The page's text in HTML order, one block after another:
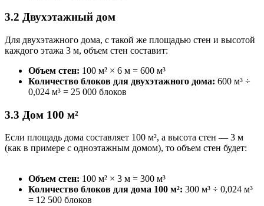
3.2 Двухэтажный дом
Для двухэтажного дома, с такой же площадью стен и высотой
каждого этажа 3 м, объем стен составит:
Объем стен: 100 м² × 6 м = 600 м³
Количество блоков для двухэтажного дома: 600 м³ ÷
0,024 м³ = 25 000 блоков
3.3 Дом 100 м²
Если площадь дома составляет 100 м², а высота стен — 3 м
(как в примере с одноэтажным домом), то объем стен будет:
Объем стен: 100 м² × 3 м = 300 м³
Количество блоков для дома 100 м²: 300 м³ ÷ 0,024 м³
= 12 500 блоков